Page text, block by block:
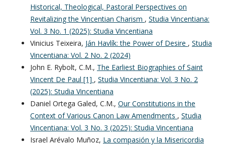
Historical, Theological, Pastoral Perspectives on
Revitalizing the Vincentian Charism , Studia Vincentiana:
Vol. 3 No. 1 (2025): Studia Vincentiana
Vinicius Teixeira, Ján Havlík: the Power of Desire , Studia
Vincentiana: Vol. 2 No. 2 (2024)
John E. Rybolt, C.M., The Earliest Biographies of Saint
Vincent De Paul [1] , Studia Vincentiana: Vol. 3 No. 2
(2025): Studia Vincentiana
Daniel Ortega Galed, C.M., Our Constitutions in the
Context of Various Canon Law Amendments , Studia
Vincentiana: Vol. 3 No. 3 (2025): Studia Vincentiana
Israel Arévalo Muñoz, La compasión y la Misericordia